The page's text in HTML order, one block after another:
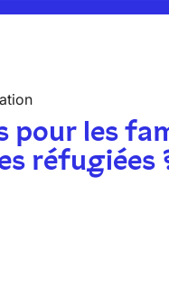
pour les
réfugiées